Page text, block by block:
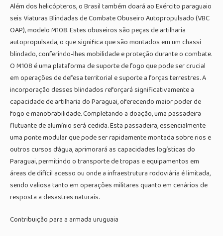
Além dos helicópteros, o Brasil também doará ao Exército paraguaio
seis Viaturas Blindadas de Combate Obuseiro Autopropulsado (VBC
OAP), modelo M108. Estes obuseiros são peças de artilharia
autopropulsada, o que significa que são montados em um chassi
blindado, conferindo-lhes mobilidade e proteção durante o combate.
O M108 é uma plataforma de suporte de fogo que pode ser crucial
em operações de defesa territorial e suporte a forças terrestres. A
incorporação desses blindados reforçará significativamente a
capacidade de artilharia do Paraguai, oferecendo maior poder de
fogo e manobrabilidade. Completando a doação, uma passadeira
flutuante de alumínio será cedida. Esta passadeira, essencialmente
uma ponte modular que pode ser rapidamente montada sobre rios e
outros cursos d’água, aprimorará as capacidades logísticas do
Paraguai, permitindo o transporte de tropas e equipamentos em
áreas de difícil acesso ou onde a infraestrutura rodoviária é limitada,
sendo valiosa tanto em operações militares quanto em cenários de
resposta a desastres naturais.
Contribuição para a armada uruguaia